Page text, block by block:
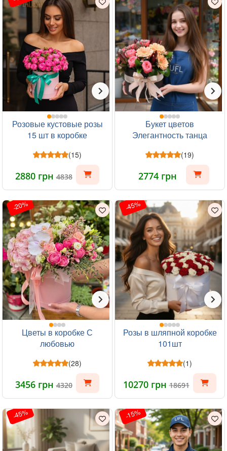
Розовые кустовые розы
15 шт в коробке
(15)
2880 грн4838
Букет цветов
Элегантность танца
(19)
2774 грн
-20%
Цветы в коробке С
любовью
(28)
3456 грн4320
-45%
Розы в шляпной коробке
101шт
(1)
10270 грн18691
-45% -15%